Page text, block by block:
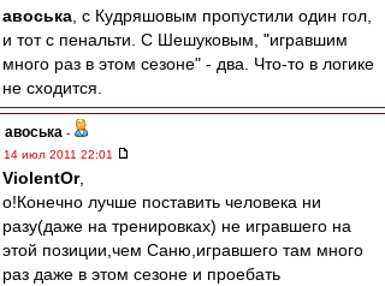
авоська , c Кудряшовым пропустили один гол,
и тот с пенальти. С Шешуковым, "игравшим
много раз в этом сезоне" - два. Что-то в логике
не сходится.
авоська -
14 июл 2011 22:01
ViolentOr,
о!Конечно лучше поставить человека ни
разу(даже на тренировках) не игравшего на
этой позиции,чем Саню,игравшего там много
раз даже в этом сезоне и проебать